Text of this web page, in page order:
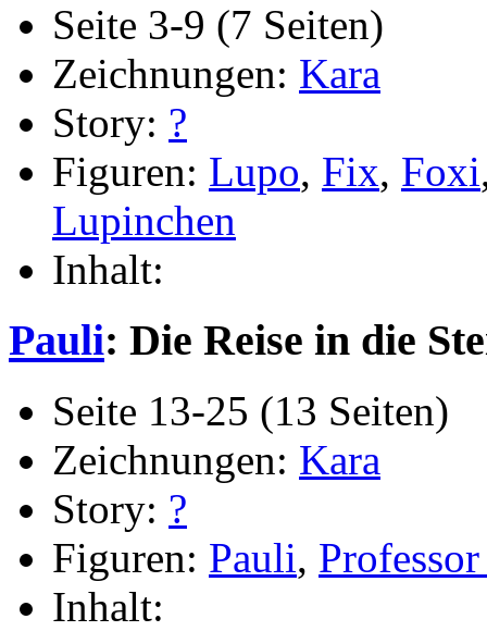
Seite 3-9 (7 Seiten)
Zeichnungen: Kara
Story: ?
Figuren: Lupo, Fix, Foxi
Lupinchen
Inhalt:
Pauli: Die Reise in die
Seite 13-25 (13 Seiten)
Zeichnungen: Kara
Story: ?
Figuren: Pauli,
Inhalt: